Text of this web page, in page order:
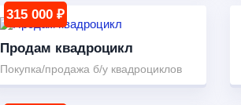
315 000 ₽
Продам квадроцикл
Покупка/продажа б/у квадроциклов